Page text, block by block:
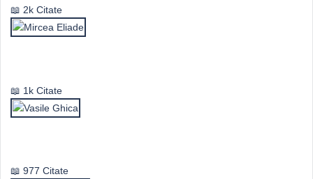
2k Citate
1k Citate
977 Citate